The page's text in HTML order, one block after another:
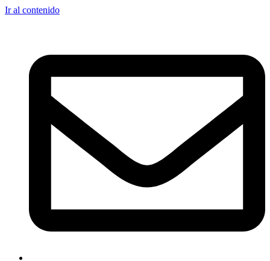
Ir al contenido